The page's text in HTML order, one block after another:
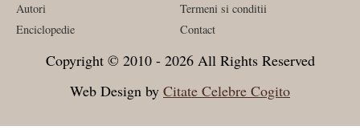
Autori
Enciclopedie
Termeni si conditii
Contact
Copyright © 2010 - 2026 All Rights Reserved
Web Design by Citate Celebre Cogito